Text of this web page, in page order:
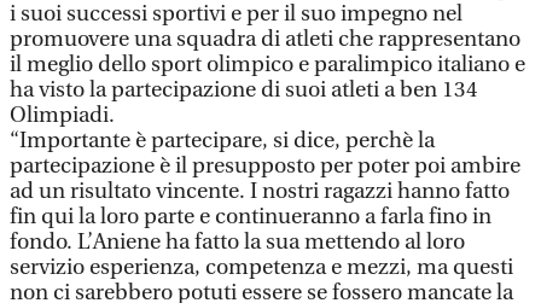
i suoi successi sportivi e per il suo impegno nel
promuovere una squadra di atleti che rappresentano
il meglio dello sport olimpico e paralimpico italiano e
ha visto la partecipazione di suoi atleti a ben 134
Olimpiadi.
“Importante è partecipare, si dice, perchè la
partecipazione è il presupposto per poter poi ambire
ad un risultato vincente. I nostri ragazzi hanno fatto
fin qui la loro parte e continueranno a farla fino in
fondo. L’Aniene ha fatto la sua mettendo al loro
servizio esperienza, competenza e mezzi, ma questi
non ci sarebbero potuti essere se fossero mancate la